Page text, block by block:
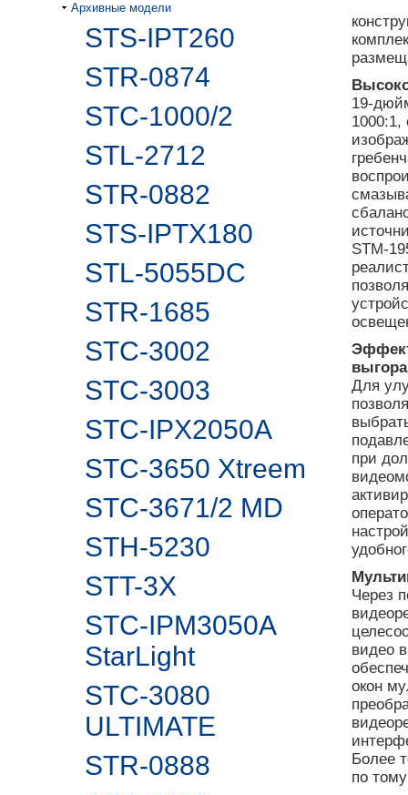
Архивные модели
STS-IPT260
STR-0874
STC-1000/2
STL-2712
STR-0882
STS-IPTX180
STL-5055DC
STR-1685
STC-3002
STC-3003
STC-IPX2050A
STC-3650 Xtreem
STC-3671/2 MD
STH-5230
STT-3X
STC-IPM3050A
StarLight
STC-3080
ULTIMATE
STR-0888
19-
STM-
Для
при
Через
видео
окон
Более
по